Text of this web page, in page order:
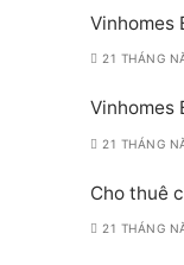
Vinhomes
21 THÁNG
Vinhomes
21 THÁNG
Cho thuê
21 THÁNG